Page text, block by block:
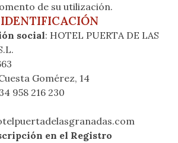
de su utilización.
IDENTIFICACIÓN
social: HOTEL PUERTA DE LAS
Gomérez, 14
958 216 230
en el Registro